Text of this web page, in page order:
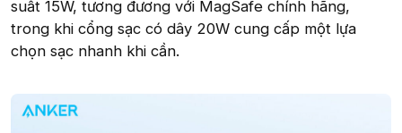
suất 15W, tương đương với MagSafe chính hãng,
trong khi cổng sạc có dây 20W cung cấp một lựa
chọn sạc nhanh khi cần.